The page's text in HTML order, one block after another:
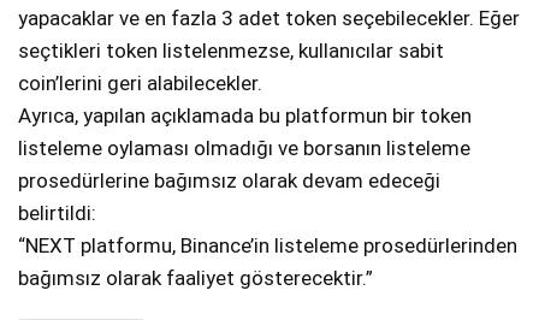
yapacaklar ve en fazla 3 adet token seçebilecekler. Eğer
seçtikleri token listelenmezse, kullanıcılar sabit
coin’lerini geri alabilecekler.
Ayrıca, yapılan açıklamada bu platformun bir token
listeleme oylaması olmadığı ve borsanın listeleme
prosedürlerine bağımsız olarak devam edeceği
belirtildi:
“NEXT platformu, Binance’in listeleme prosedürlerinden
bağımsız olarak faaliyet gösterecektir.”